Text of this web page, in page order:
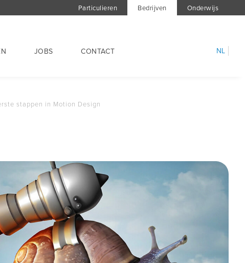
Particulieren Bedrijven Onderwijs
JOBS CONTACT NL
stappen in Motion Design